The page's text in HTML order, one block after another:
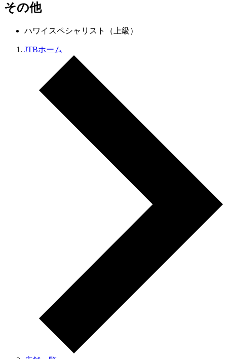
その他
ハワイスペシャリスト（上級）
JTBホーム